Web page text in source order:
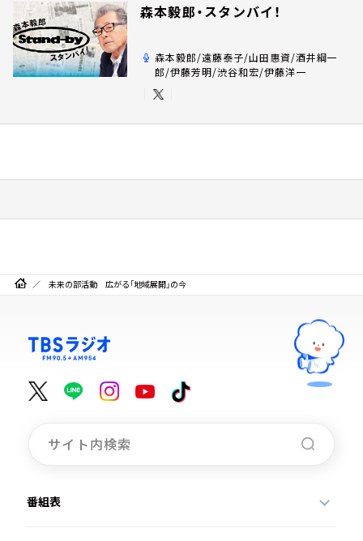
森本毅郎・スタンバイ！
森本毅郎/遠藤泰子/山田惠資/酒井綱一
郎/伊藤芳明/渋谷和宏/伊藤洋一
未来の部活動 広がる「地域展開」の今
番組表